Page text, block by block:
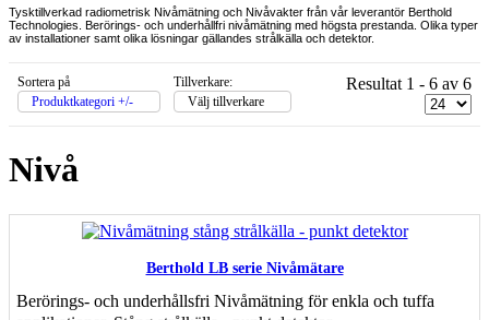
Tysktillverkad radiometrisk Nivåmätning och Nivåvakter från vår leverantör Berthold
Technologies. Berörings- och underhållfri nivåmätning med högsta prestanda. Olika typer
av installationer samt olika lösningar gällandes strålkälla och detektor.
Sortera på
Produktkategori +/-
Tillverkare:
Välj tillverkare
Resultat 1 - 6 av 6
Nivå
Berthold LB serie Nivåmätare
Berörings- och underhållsfri Nivåmätning för enkla och tuffa